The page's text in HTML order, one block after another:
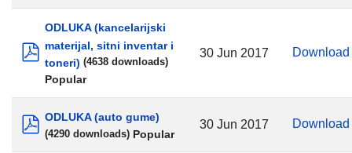
pdf
ODLUKA (kancelarijski
materijal, sitni inventar i
toneri) (4638 downloads)
Popular
30 Jun 2017 Download
pdf
ODLUKA (auto gume)
(4290 downloads) Popular
30 Jun 2017 Download